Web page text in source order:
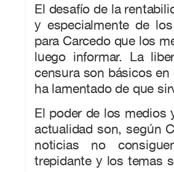
El desafío de la
y especialmente de
para Carcedo que los
luego informar. La
censura son básicos
ha lamentado de que
El poder de los medios
actualidad son, según
noticias no
trepidante y los temas